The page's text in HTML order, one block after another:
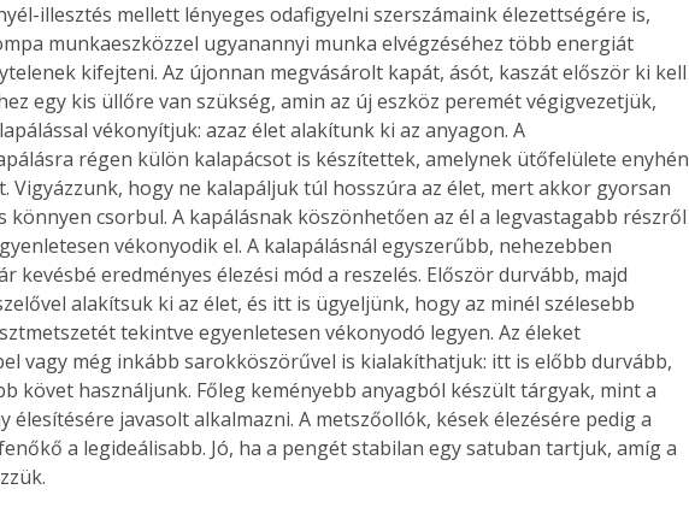
illesztés mellett lényeges odafigyelni szerszámaink élezettségére is,
munkaeszközzel ugyanannyi munka elvégzéséhez több energiát
kifejteni. Az újonnan megvásárolt kapát, ásót, kaszát először ki kell
egy kis üllőre van szükség, amin az új eszköz peremét végigvezetjük,
vékonyítjuk: azaz élet alakítunk ki az anyagon. A
régen külön kalapácsot is készítettek, amelynek ütőfelülete enyhén
Vigyázzunk, hogy ne kalapáljuk túl hosszúra az élet, mert akkor gyorsan
könnyen csorbul. A kapálásnak köszönhetően az él a legvastagabb részről
vékonyodik el. A kalapálásnál egyszerűbb, nehezebben
kevésbé eredményes élezési mód a reszelés. Először durvább, majd
alakítsuk ki az élet, és itt is ügyeljünk, hogy az minél szélesebb
tekintve egyenletesen vékonyodó legyen. Az éleket
vagy még inkább sarokköszörűvel is kialakíthatjuk: itt is előbb durvább,
követ használjunk. Főleg keményebb anyagból készült tárgyak, mint a
élesítésére javasolt alkalmazni. A metszőollók, kések élezésére pedig a
a legideálisabb. Jó, ha a pengét stabilan egy satuban tartjuk, amíg a